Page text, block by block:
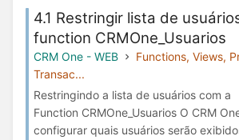
4.1 Restringir lista de
function CRMOne_Usuarios
CRM One - WEB
Functions, Views,
Transac...
Restringindo a lista de usuários com a
Function CRMOne_Usuarios O CRM
configurar quais usuários serão